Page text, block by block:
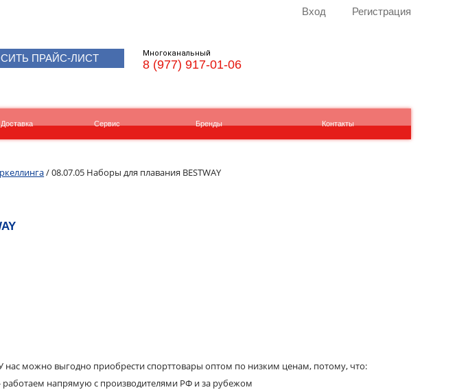
Вход Регистрация
ПРАЙС-ЛИСТ Многоканальный
8 (977) 917-01-06
Сервис Бренды Контакты
/ 08.07.05 Наборы для плавания BESTWAY
нас можно выгодно приобрести спорттовары оптом по низким ценам, потому, что:
работаем напрямую с производителями РФ и за рубежом